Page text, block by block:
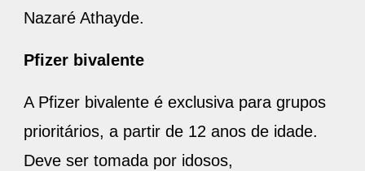
Nazaré Athayde.
Pfizer bivalente
A Pfizer bivalente é exclusiva para grupos
prioritários, a partir de 12 anos de idade.
Deve ser tomada por idosos,